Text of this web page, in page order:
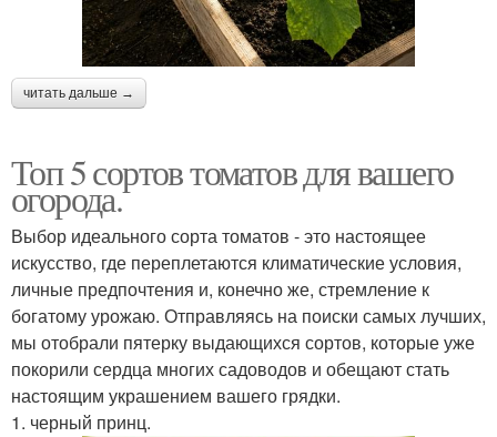
читать дальше →
Топ 5 сортов томатов для вашего
огорода.
Выбор идеального сорта томатов - это настоящее
искусство, где переплетаются климатические условия,
личные предпочтения и, конечно же, стремление к
богатому урожаю. Отправляясь на поиски самых лучших,
мы отобрали пятерку выдающихся сортов, которые уже
покорили сердца многих садоводов и обещают стать
настоящим украшением вашего грядки.
1. черный принц.